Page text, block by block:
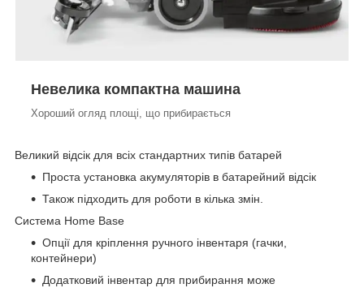
Невелика компактна машина
Хороший огляд площі, що прибирається
Великий відсік для всіх стандартних типів батарей
Проста установка акумуляторів в батарейний відсік
Також підходить для роботи в кілька змін.
Система Home Base
Опції для кріплення ручного інвентаря (гачки,
контейнери)
Додатковий інвентар для прибирання може